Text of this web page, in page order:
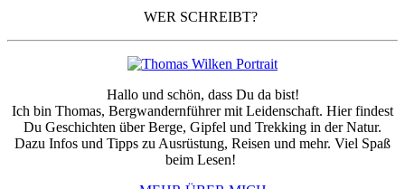
WER SCHREIBT?
Hallo und schön, dass Du da bist!
Ich bin Thomas, Bergwandernführer mit Leidenschaft. Hier findest
Du Geschichten über Berge, Gipfel und Trekking in der Natur.
Dazu Infos und Tipps zu Ausrüstung, Reisen und mehr. Viel Spaß
beim Lesen!